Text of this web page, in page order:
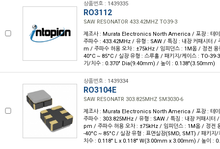
상품번호 : 1439335
RO3112
SAW RESONATOR 433.42MHZ TO39-3
제조사 : Murata Electronics North America / 포장 : 테
주파수 : 433.42MHz / 유형 : SAW / 특징 : 내장 커패시터 /
m / 주파수 허용 오차 : ±75kHz / 임피던스 : 1M옴 / 정전
40°C ~ 85°C / 실장 유형 : 스루홀 / 패키지/케이스 : TO-39-
기/치수 : 0.370" Dia(9.40mm) / 높이 : 0.138"(3.50mm)
상품번호 : 1439334
RO3104E
SAW RESONATR 303.825MHZ SM3030-6
제조사 : Murata Electronics North America / 포장 : 테
주파수 : 303.825MHz / 유형 : SAW / 특징 : 내장 커패시터
pm / 주파수 허용 오차 : ±75kHz / 임피던스 : 1M옴 / 정전
-40°C ~ 85°C / 실장 유형 : 표면실장(SMD, SMT) / 패키지
치수 : 0.118" L x 0.118" W(3.00mm x 3.00mm) / 높이 :